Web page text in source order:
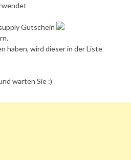
Gutschein
haben, wird dieser in der Liste
warten Sie :)